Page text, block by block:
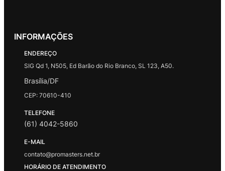
INFORMAÇÕES
ENDEREÇO
SIG Qd 1, N505, Ed Barão do Rio Branco, SL 123, A50.
Brasília/DF
CEP: 70610-410
TELEFONE
(61) 4042-5860
E-MAIL
contato@promasters.net.br
HORÁRIO DE ATENDIMENTO